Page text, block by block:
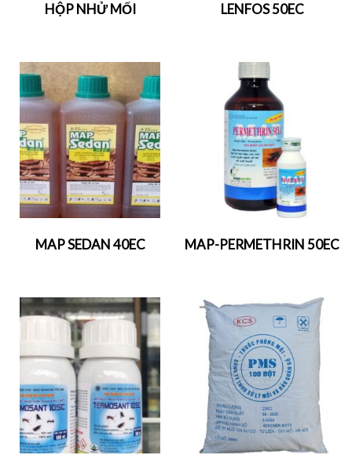
HỘP NHỬ MỐI LENFOS 50EC
MAP SEDAN 40EC MAP-PERMETHRIN 50EC